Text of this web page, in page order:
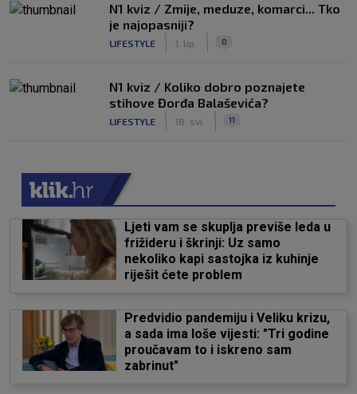
N1 kviz / Zmije, meduze, komarci... Tko
je najopasniji?
LIFESTYLE 1. lip. 0
N1 kviz / Koliko dobro poznajete
stihove Đorđa Balaševića?
LIFESTYLE 18. svi. 11
Ljeti vam se skuplja previše leda u
frižideru i škrinji: Uz samo
nekoliko kapi sastojka iz kuhinje
riješit ćete problem
Predvidio pandemiju i Veliku krizu,
a sada ima loše vijesti: "Tri godine
proučavam to i iskreno sam
zabrinut"